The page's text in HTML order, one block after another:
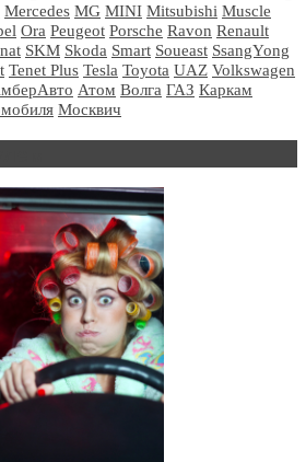
Mercedes MG MINI Mitsubishi Muscle
Ora Peugeot Porsche Ravon Renault
SKM Skoda Smart Soueast SsangYong
Tenet Plus Tesla Toyota UAZ Volkswagen
Атом Волга ГАЗ Каркам
Москвич